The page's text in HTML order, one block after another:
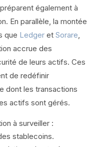
également à
En parallèle, la montée
que Ledgeret Sorare,
accrue des
de leurs actifs. Ces
de redéfinir
dont les transactions
actifs sont gérés.
à surveiller :
stablecoins.